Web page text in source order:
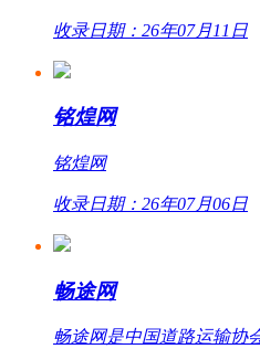
收录日期：26年07月11日
铭煌网
铭煌网
收录日期：26年07月06日
畅途网
畅途网是中国道路运输协